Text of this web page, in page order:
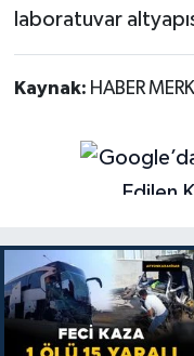
laboratuvar
Kaynak: HABER